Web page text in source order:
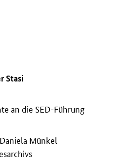
Stasi
an die SED-Führung
Münkel